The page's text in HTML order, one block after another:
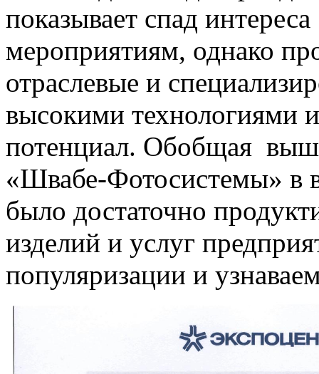
показывает спад
мероприятиям, однако
отраслевые и
высокими технологиями
потенциал. Обобщая
«Швабе-Фотосистемы» в
было достаточно
изделий и услуг
популяризации и